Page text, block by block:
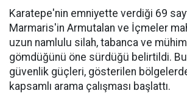
Karatepe'nin emniyette verdiği 69
Marmaris'in Armutalan ve İçmeler
uzun namlulu silah, tabanca ve
gömdüğünü öne sürdüğü belirtildi.
güvenlik güçleri, gösterilen
kapsamlı arama çalışması başlattı.